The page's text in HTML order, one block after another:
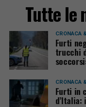
Tutte le
CRONACA
Furti
trucchi
CRONACA
Furti in
d’Italia: